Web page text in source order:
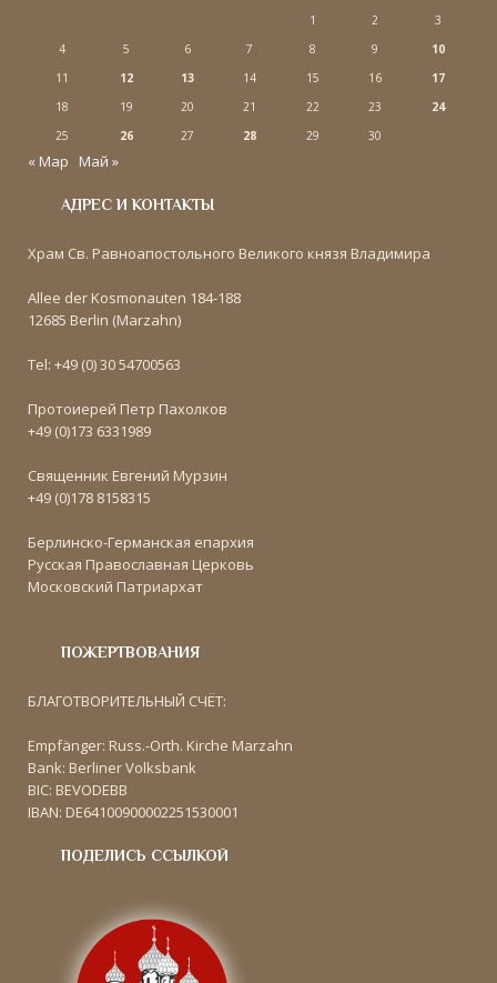
1
2
3
4
5 6 7 8 9
10
11
12 13 14 15 16
17
18
19 20 21 22 23
24
25
26 27 28 29 30
« Мар Май »
АДРЕС И КОНТАКТЫ
Храм Св. Равноапостольного Великого князя Владимира
Allee der Kosmonauten 184-188
12685 Berlin (Marzahn)
Tel: +49 (0) 30 54700563
Протоиерей Петр Пахолков
+49 (0)173 6331989
Священник Евгений Мурзин
+49 (0)178 8158315
Берлинско-Германская епархия
Русская Православная Церковь
Московский Патриархат
ПОЖЕРТВОВАНИЯ
БЛАГОТВОРИТЕЛЬНЫЙ СЧЁТ:
Empfänger: Russ.-Orth. Kirche Marzahn
Bank: Berliner Volksbank
BIC: BEVODEBB
IBAN: DE64100900002251530001
ПОДЕЛИСЬ ССЫЛКОЙ